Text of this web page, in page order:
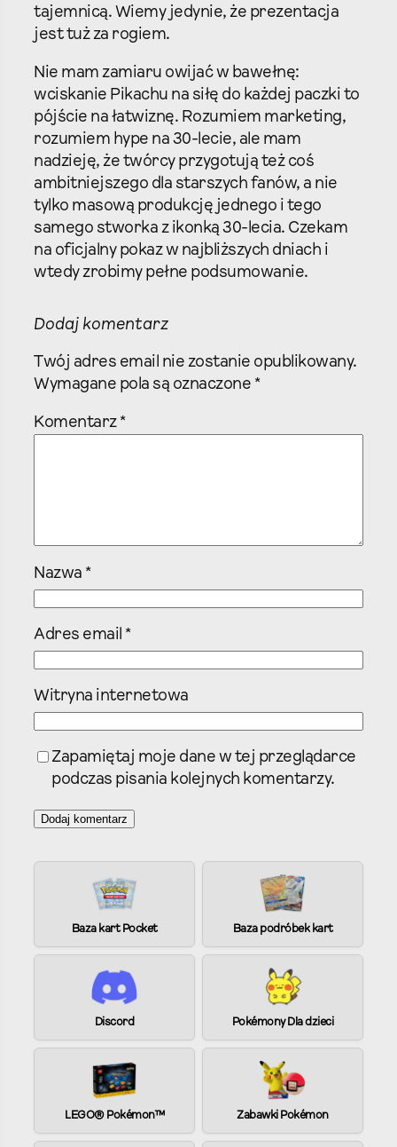
tajemnicą. Wiemy jedynie, że prezentacja
jest tuż za rogiem.
Nie mam zamiaru owijać w bawełnę:
wciskanie Pikachu na siłę do każdej paczki to
pójście na łatwiznę. Rozumiem marketing,
rozumiem hype na 30-lecie, ale mam
nadzieję, że twórcy przygotują też coś
ambitniejszego dla starszych fanów, a nie
tylko masową produkcję jednego i tego
samego stworka z ikonką 30-lecia. Czekam
na oficjalny pokaz w najbliższych dniach i
wtedy zrobimy pełne podsumowanie.
Dodaj komentarz
Twój adres email nie zostanie opublikowany.
Wymagane pola są oznaczone *
Komentarz *
Nazwa *
Adres email *
Witryna internetowa
Zapamiętaj moje dane w tej przeglądarce
podczas pisania kolejnych komentarzy.
A
r
i
Baza kart Pocket Baza podróbek kart
Discord Pokémony Dla dzieci
LEGO® Pokémon™ Zabawki Pokémon